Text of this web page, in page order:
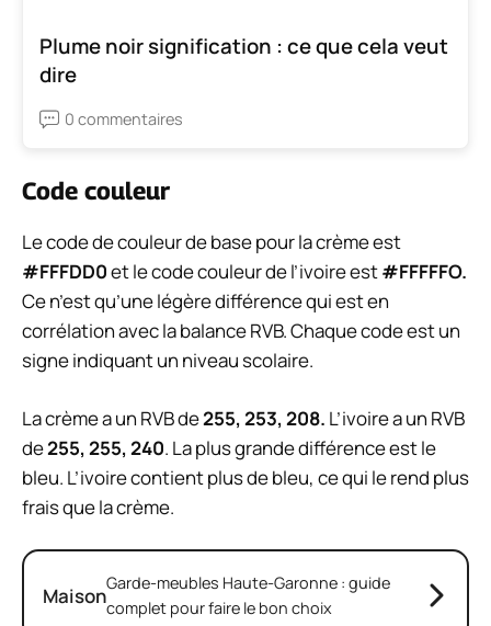
Plume noir signification : ce que cela veut
dire
0 commentaires
Code couleur
Le code de couleur de base pour la crème est
#FFFDD0et le code couleur de l’ivoire est#FFFFFO.
Ce n’est qu’une légère différence qui est en
corrélation avec la balance RVB. Chaque code est un
signe indiquant un niveau scolaire.
La crème a un RVB de255, 253, 208. L’ivoire a un RVB
de255, 255, 240. La plus grande différence est le
bleu. L’ivoire contient plus de bleu, ce qui le rend plus
frais que la crème.
MaisonGarde-meubles Haute-Garonne : guide
complet pour faire le bon choix